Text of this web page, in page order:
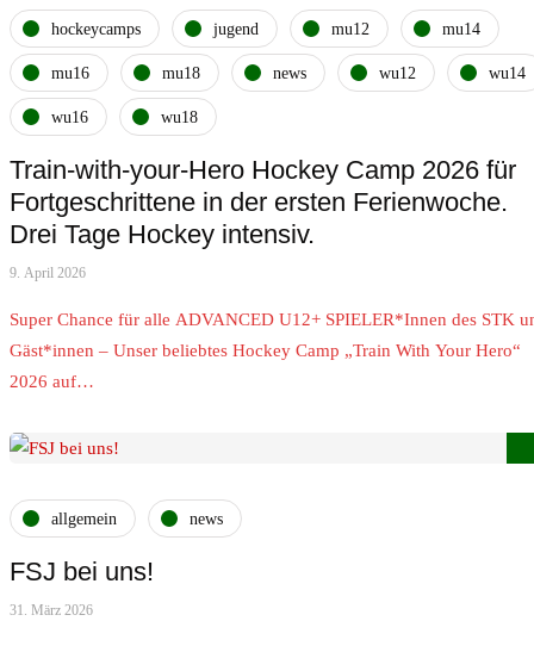
hockeycamps jugend mu12 mu14
mu16 mu18 news wu12 wu14
wu16 wu18
Train-with-your-Hero Hockey Camp 2026 für
Fortgeschrittene in der ersten Ferienwoche.
Drei Tage Hockey intensiv.
9. April 2026
Super Chance für alle ADVANCED U12+ SPIELER*Innen des STK
Gäst*innen – Unser beliebtes Hockey Camp „Train With Your Hero“
2026 auf…
allgemein news
FSJ bei uns!
31. März 2026